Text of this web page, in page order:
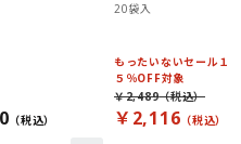
20袋入
もったいないセール１
５％OFF対象
￥2,116
￥2,489